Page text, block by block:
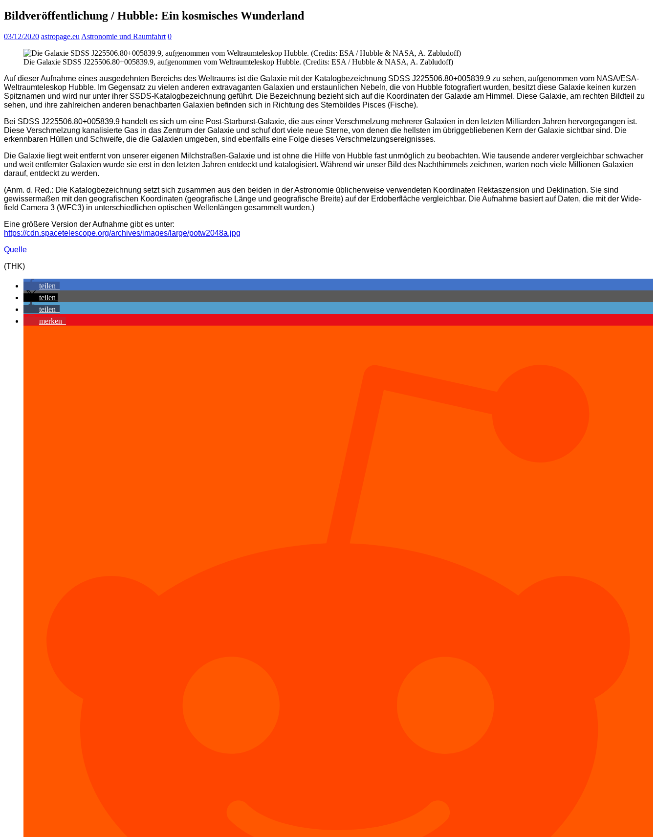
Bildveröffentlichung / Hubble: Ein kosmisches Wunderland
03/12/2020 astropage.eu Astronomie und Raumfahrt 0
Die Galaxie SDSS J225506.80+005839.9, aufgenommen vom Weltraumteleskop Hubble. (Credits: ESA / Hubble & NASA, A. Zabludoff)
Auf dieser Aufnahme eines ausgedehnten Bereichs des Weltraums ist die Galaxie mit der Katalogbezeichnung SDSS J225506.80+005839.9 zu sehen, aufgenommen vom NASA/ESA-
Weltraumteleskop Hubble. Im Gegensatz zu vielen anderen extravaganten Galaxien und erstaunlichen Nebeln, die von Hubble fotografiert wurden, besitzt diese Galaxie keinen kurzen
Spitznamen und wird nur unter ihrer SSDS-Katalogbezeichnung geführt. Die Bezeichnung bezieht sich auf die Koordinaten der Galaxie am Himmel. Diese Galaxie, am rechten Bildteil zu
sehen, und ihre zahlreichen anderen benachbarten Galaxien befinden sich in Richtung des Sternbildes Pisces (Fische).
Bei SDSS J225506.80+005839.9 handelt es sich um eine Post-Starburst-Galaxie, die aus einer Verschmelzung mehrerer Galaxien in den letzten Milliarden Jahren hervorgegangen ist.
Diese Verschmelzung kanalisierte Gas in das Zentrum der Galaxie und schuf dort viele neue Sterne, von denen die hellsten im übriggebliebenen Kern der Galaxie sichtbar sind. Die
erkennbaren Hüllen und Schweife, die die Galaxien umgeben, sind ebenfalls eine Folge dieses Verschmelzungsereignisses.
Die Galaxie liegt weit entfernt von unserer eigenen Milchstraßen-Galaxie und ist ohne die Hilfe von Hubble fast unmöglich zu beobachten. Wie tausende anderer vergleichbar schwacher
und weit entfernter Galaxien wurde sie erst in den letzten Jahren entdeckt und katalogisiert. Während wir unser Bild des Nachthimmels zeichnen, warten noch viele Millionen Galaxien
darauf, entdeckt zu werden.
(Anm. d. Red.: Die Katalogbezeichnung setzt sich zusammen aus den beiden in der Astronomie üblicherweise verwendeten Koordinaten Rektaszension und Deklination. Sie sind
gewissermaßen mit den geografischen Koordinaten (geografische Länge und geografische Breite) auf der Erdoberfläche vergleichbar. Die Aufnahme basiert auf Daten, die mit der Wide-
field Camera 3 (WFC3) in unterschiedlichen optischen Wellenlängen gesammelt wurden.)
Eine größere Version der Aufnahme gibt es unter:
https://cdn.spacetelescope.org/archives/images/large/potw2048a.jpg
Quelle
(THK)
teilen
teilen
teilen
merken